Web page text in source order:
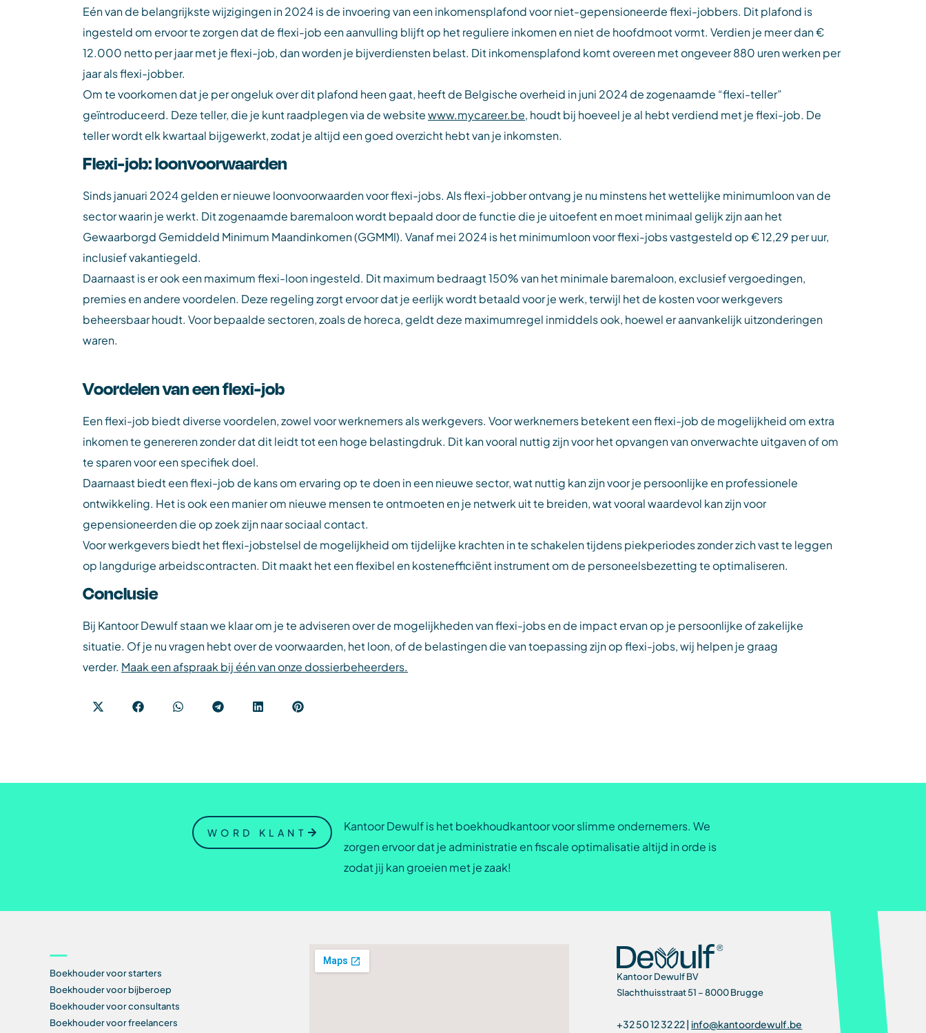
Eén van de belangrijkste wijzigingen in 2024 is de invoering van een inkomensplafond voor niet-gepensioneerde flexi-jobbers. Dit plafond is
ingesteld om ervoor te zorgen dat de flexi-job een aanvulling blijft op het reguliere inkomen en niet de hoofdmoot vormt. Verdien je meer dan €
12.000 netto per jaar met je flexi-job, dan worden je bijverdiensten belast. Dit inkomensplafond komt overeen met ongeveer 880 uren werken per
jaar als flexi-jobber.
Om te voorkomen dat je per ongeluk over dit plafond heen gaat, heeft de Belgische overheid in juni 2024 de zogenaamde “flexi-teller”
geïntroduceerd. Deze teller, die je kunt raadplegen via de websitewww.mycareer.be, houdt bij hoeveel je al hebt verdiend met je flexi-job. De
teller wordt elk kwartaal bijgewerkt, zodat je altijd een goed overzicht hebt van je inkomsten.
Flexi-job: loonvoorwaarden
Sinds januari 2024 gelden er nieuwe loonvoorwaarden voor flexi-jobs. Als flexi-jobber ontvang je nu minstens het wettelijke minimumloon van de
sector waarin je werkt. Dit zogenaamde baremaloon wordt bepaald door de functie die je uitoefent en moet minimaal gelijk zijn aan het
Gewaarborgd Gemiddeld Minimum Maandinkomen (GGMMI). Vanaf mei 2024 is het minimumloon voor flexi-jobs vastgesteld op € 12,29 per uur,
inclusief vakantiegeld.
Daarnaast is er ook een maximum flexi-loon ingesteld. Dit maximum bedraagt 150% van het minimale baremaloon, exclusief vergoedingen,
premies en andere voordelen. Deze regeling zorgt ervoor dat je eerlijk wordt betaald voor je werk, terwijl het de kosten voor werkgevers
beheersbaar houdt. Voor bepaalde sectoren, zoals de horeca, geldt deze maximumregel inmiddels ook, hoewel er aanvankelijk uitzonderingen
waren.
Voordelen van een flexi-job
Een flexi-job biedt diverse voordelen, zowel voor werknemers als werkgevers. Voor werknemers betekent een flexi-job de mogelijkheid om extra
inkomen te genereren zonder dat dit leidt tot een hoge belastingdruk. Dit kan vooral nuttig zijn voor het opvangen van onverwachte uitgaven of om
te sparen voor een specifiek doel.
Daarnaast biedt een flexi-job de kans om ervaring op te doen in een nieuwe sector, wat nuttig kan zijn voor je persoonlijke en professionele
ontwikkeling. Het is ook een manier om nieuwe mensen te ontmoeten en je netwerk uit te breiden, wat vooral waardevol kan zijn voor
gepensioneerden die op zoek zijn naar sociaal contact.
Voor werkgevers biedt het flexi-jobstelsel de mogelijkheid om tijdelijke krachten in te schakelen tijdens piekperiodes zonder zich vast te leggen
op langdurige arbeidscontracten. Dit maakt het een flexibel en kostenefficiënt instrument om de personeelsbezetting te optimaliseren.
Conclusie
Bij Kantoor Dewulf staan we klaar om je te adviseren over de mogelijkheden van flexi-jobs en de impact ervan op je persoonlijke of zakelijke
situatie. Of je nu vragen hebt over de voorwaarden, het loon, of de belastingen die van toepassing zijn op flexi-jobs, wij helpen je graag
verder. Maak een afspraak bij één van onze dossierbeheerders.
WORD KLANT
Kantoor Dewulf is het boekhoudkantoor voor slimme ondernemers. We
zorgen ervoor dat je administratie en fiscale optimalisatie altijd in orde is
zodat jij kan groeien met je zaak!
Boekhouder voor starters
Boekhouder voor bijberoep
Boekhouder voor consultants
Boekhouder voor freelancers
Kantoor Dewulf BV
Slachthuisstraat 51 – 8000 Brugge
+32 50 12 32 22 | info@kantoordewulf.be